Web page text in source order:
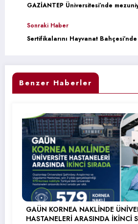
GAZİANTEP Üniversitesi’nde
Sonraki Haber
Sertifikalarını Hayvanat
Benzer Haberler
GAÜN KORNEA NAKLİNDE
HASTANELERİ ARASINDA İKİNCİ